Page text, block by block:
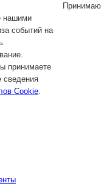
нашими
событий на
принимаете
сведения
Cookie.
Принимаю